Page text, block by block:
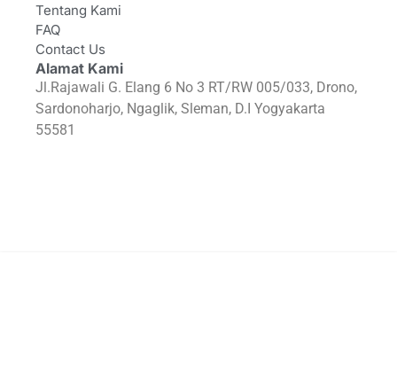
Tentang Kami
FAQ
Contact Us
Alamat Kami
Jl.Rajawali G. Elang 6 No 3 RT/RW 005/033, Drono,
Sardonoharjo, Ngaglik, Sleman, D.I Yogyakarta
55581